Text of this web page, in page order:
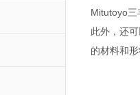
Mitutoyo
此外，还
的材料和